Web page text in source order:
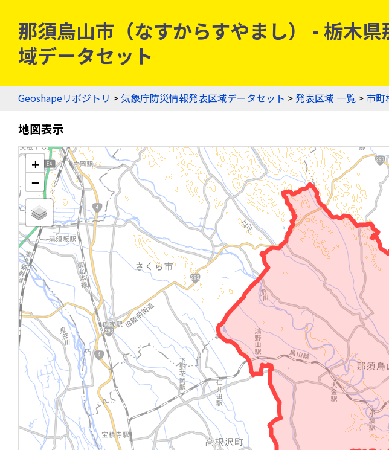
那須烏山市（なすからすやまし） - 栃木
域データセット
Geoshapeリポジトリ >気象庁防災情報発表区域データセット >発表区域 一覧 > 市町
地図表示
+
−